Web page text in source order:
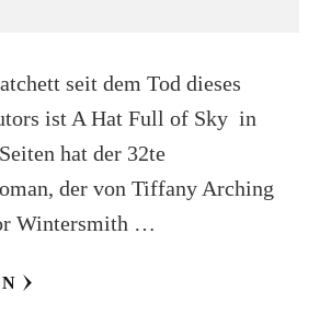
seit dem Tod dieses
ist A Hat Full of Sky in
hat der 32te
der von Tiffany Arching
Wintersmith …